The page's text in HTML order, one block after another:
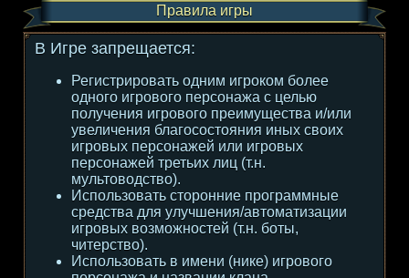
Правила игры
В Игре запрещается:
Регистрировать одним игроком более
одного игрового персонажа с целью
получения игрового преимущества и/или
увеличения благосостояния иных своих
игровых персонажей или игровых
персонажей третьих лиц (т.н.
мультоводство).
Использовать сторонние программные
средства для улучшения/автоматизации
игровых возможностей (т.н. боты,
читерство).
Использовать в имени (нике) игрового